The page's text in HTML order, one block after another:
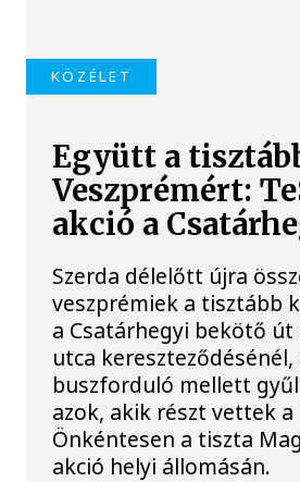
KÖZÉLET
Együtt a
Veszprémért:
akció a
Szerda délelőtt újra
veszprémiek a tisztább
a Csatárhegyi bekötő út
utca kereszteződésénél,
buszforduló mellett
azok, akik részt vettek a
Önkéntesen a tiszta
akció helyi állomásán.